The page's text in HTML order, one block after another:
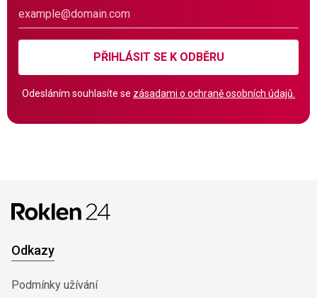
PŘIHLÁSIT SE K ODBĚRU
Odesláním souhlasíte se zásadami o ochraně osobních údajů.
Odkazy
Podmínky užívání